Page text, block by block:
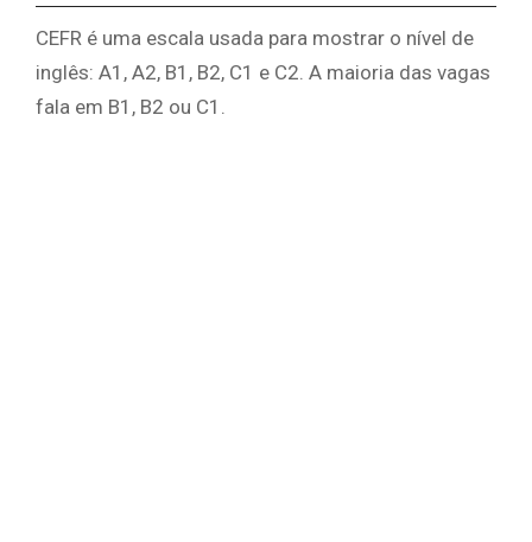
CEFR é uma escala usada para mostrar o nível de
inglês: A1, A2, B1, B2, C1 e C2. A maioria das vagas
fala em B1, B2 ou C1.